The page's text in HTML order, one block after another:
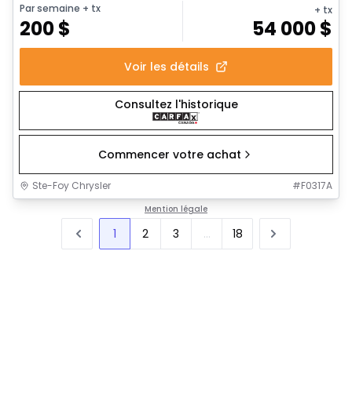
Par semaine + tx
200$
+ tx
54 000$
Voir les détails
Consultez l'historique
Commencer votre achat
Ste-Foy Chrysler #F0317A
Mention légale
1 2 3 ... 18